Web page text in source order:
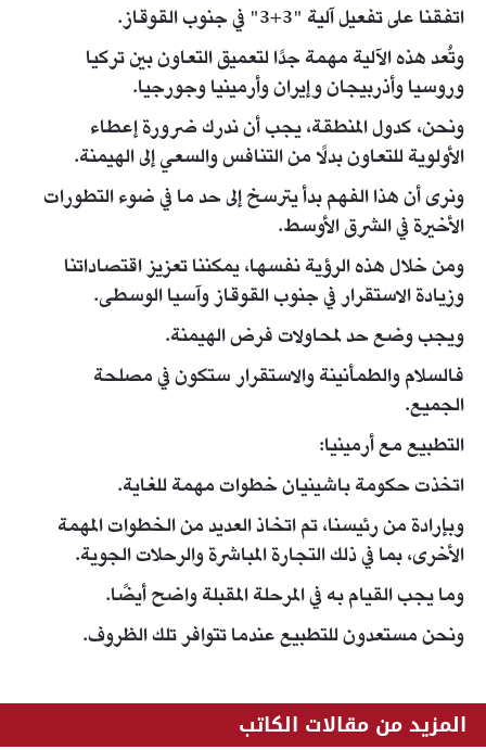
اتفقنا على تفعيل آلية "3+3" في جنوب القوقاز.
وتُعد هذه الآلية مهمة جدًا لتعميق التعاون بين تركيا
وروسيا وأذربيجان وإيران وأرمينيا وجورجيا.
ونحن، كدول المنطقة، يجب أن ندرك ضرورة إعطاء
الأولوية للتعاون بدلًا من التنافس والسعي إلى الهيمنة.
ونرى أن هذا الفهم بدأ يترسخ إلى حد ما في ضوء التطورات
الأخيرة في الشرق الأوسط.
ومن خلال هذه الرؤية نفسها، يمكننا تعزيز اقتصاداتنا
وزيادة الاستقرار في جنوب القوقاز وآسيا الوسطى.
ويجب وضع حد لمحاولات فرض الهيمنة.
فالسلام والطمأنينة والاستقرار ستكون في مصلحة
الجميع.
التطبيع مع أرمينيا:
اتخذت حكومة باشينيان خطوات مهمة للغاية.
وبإرادة من رئيسنا، تم اتخاذ العديد من الخطوات المهمة
الأخرى، بما في ذلك التجارة المباشرة والرحلات الجوية.
وما يجب القيام به في المرحلة المقبلة واضح أيضًا.
ونحن مستعدون للتطبيع عندما تتوافر تلك الظروف.
المزيد من مقالات الكاتب